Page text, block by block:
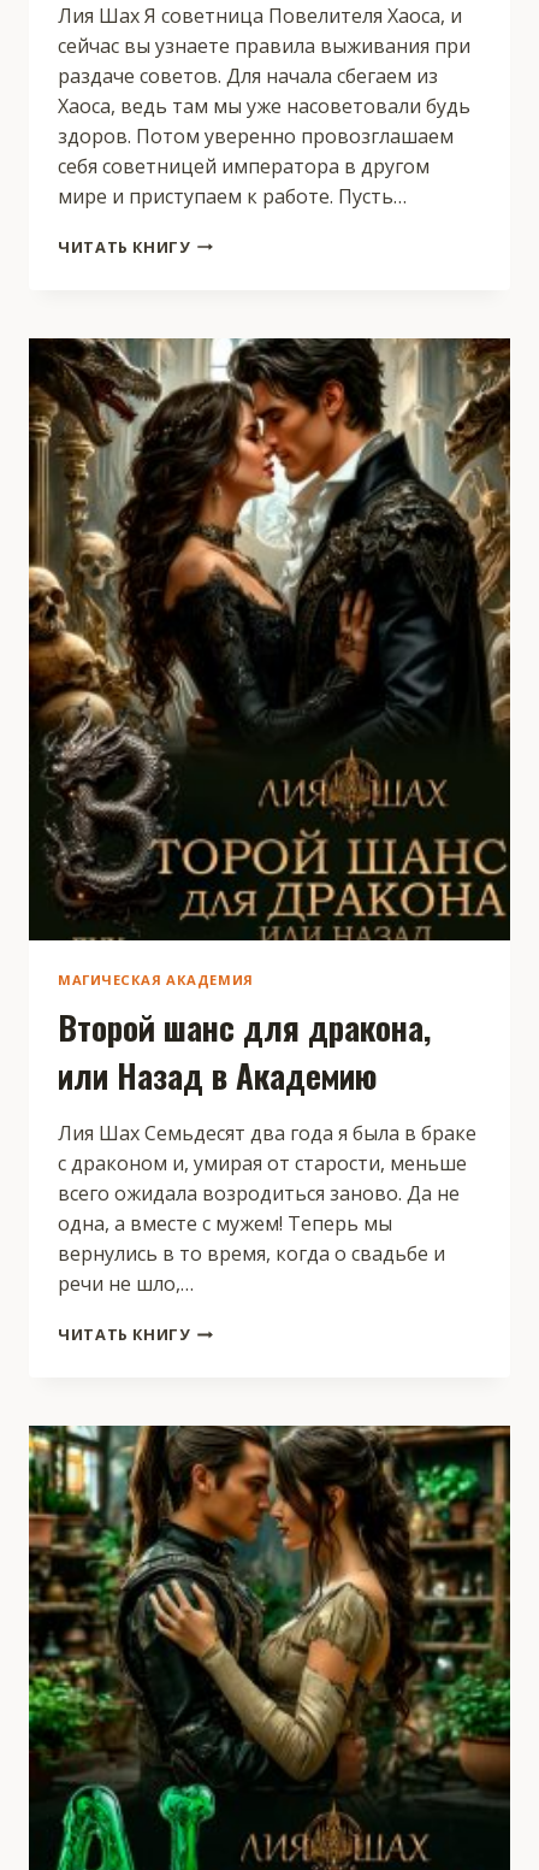
Лия Шах Я советница Повелителя Хаоса, и
сейчас вы узнаете правила выживания при
раздаче советов. Для начала сбегаем из
Хаоса, ведь там мы уже насоветовали будь
здоров. Потом уверенно провозглашаем
себя советницей императора в другом
мире и приступаем к работе. Пусть…
ЧИТАТЬ КНИГУСОВЕТНИЦА
МАГИЧЕСКАЯ АКАДЕМИЯ
Второй шанс для дракона,
или Назад в Академию
Лия Шах Семьдесят два года я была в браке
с драконом и, умирая от старости, меньше
всего ожидала возродиться заново. Да не
одна, а вместе с мужем! Теперь мы
вернулись в то время, когда о свадьбе и
речи не шло,…
ЧИТАТЬ КНИГУВТОРОЙ
ИЛИ
НАЗАД
В
АКАДЕМИЮ